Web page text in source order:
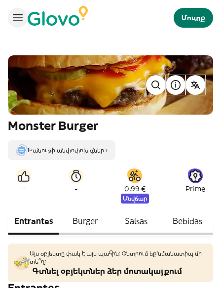
Մուտք
Monster Burger
Խանութի անփոփոխ գներ ›
-- - 0,99 €
Անվճար
Prime
Entrantes Burger Salsas Bebidas
Այս օբյեկտը փակ է այս պահին: Փնտրում եք նմանատիպ մի
տե՞ղ։
Գտնել օբյեկտներ ձեր մոտակայքում